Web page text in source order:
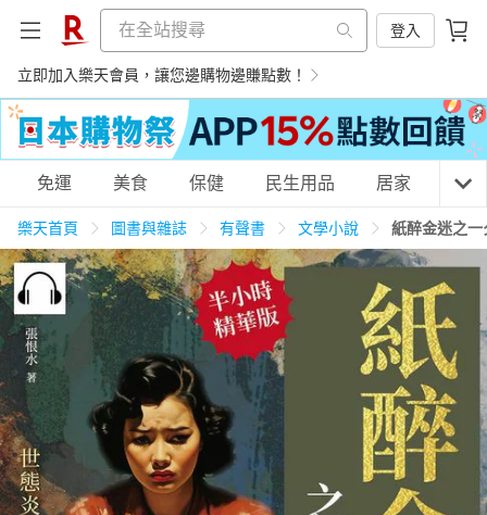
登入
立即加入樂天會員，讓您邊購物邊賺點數！
購物網分類
天天免運 美食蛋糕 養生保健 民生用品
居家生活 3C家電 運動休閒 親子玩具
男裝 情趣用品
免運 美食 保健 民生用品 居家 3C
樂天首頁 圖書與雜誌 有聲書 文學小說 紙醉金迷之